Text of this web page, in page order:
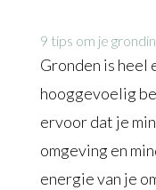
9 tips om je
Gronden is heel
hooggevoelig
ervoor dat je
omgeving en
energie van je